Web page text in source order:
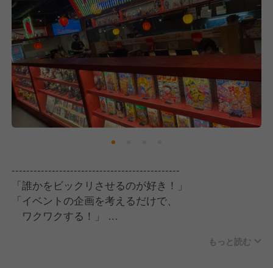
----------------------------------------------
「誰かをビックリさせるのが好き！」
「イベントの企画を考えるだけで、
ワクワクする！」
もっと読む